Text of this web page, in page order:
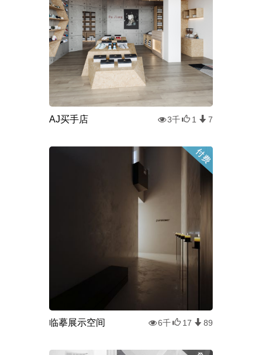
AJ买手店 3千 1 7
临摹展示空间 6千 17 89